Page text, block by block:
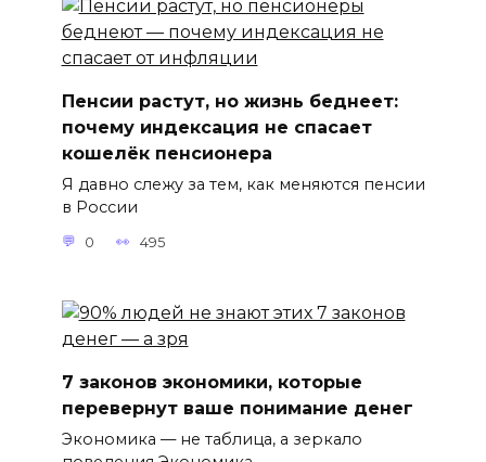
Пенсии растут, но жизнь беднеет:
почему индексация не спасает
кошелёк пенсионера
Я давно слежу за тем, как меняются пенсии
в России
0 495
7 законов экономики, которые
перевернут ваше понимание денег
Экономика — не таблица, а зеркало